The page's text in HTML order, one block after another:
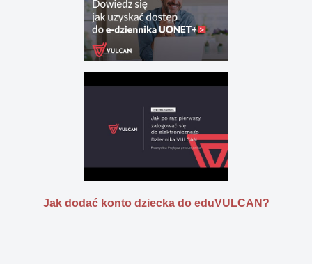
Jak dodać konto dziecka do eduVULCAN?